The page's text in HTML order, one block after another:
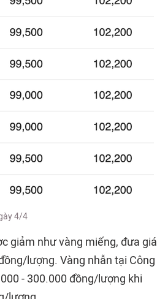
4/4
giảm như vàng miếng, đưa giá
lượng. Vàng nhẫn tại Công
- 300.000 đồng/lượng khi